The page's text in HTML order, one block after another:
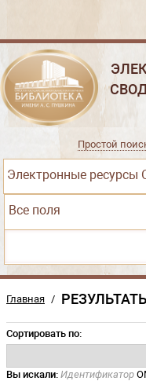
Электронные ресурсы
Простой
Все поля
Главная /
Сортировать по:
Вы искали: Идентификатор